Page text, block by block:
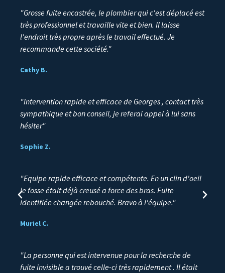
"Grosse fuite encastrée, le plombier qui c'est déplacé est
très professionnel et travaille vite et bien. Il laisse
l'endroit très propre après le travail effectué. Je
recommande cette société."
Cathy B.
"Intervention rapide et efficace de Georges , contact très
sympathique et bon conseil, je referai appel à lui sans
hésiter"
Sophie Z.
"Equipe rapide efficace et compétente. En un clin d'oeil
le fosse était déjà creusé a force des bras. Fuite
identifiée changée rebouché. Bravo à l'équipe."
Muriel C.
"La personne qui est intervenue pour la recherche de
fuite invisible a trouvé celle-ci très rapidement . Il était